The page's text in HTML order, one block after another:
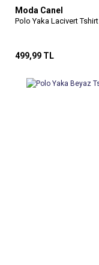
Moda Canel
Polo Yaka Lacivert Tshirt
499,99 TL